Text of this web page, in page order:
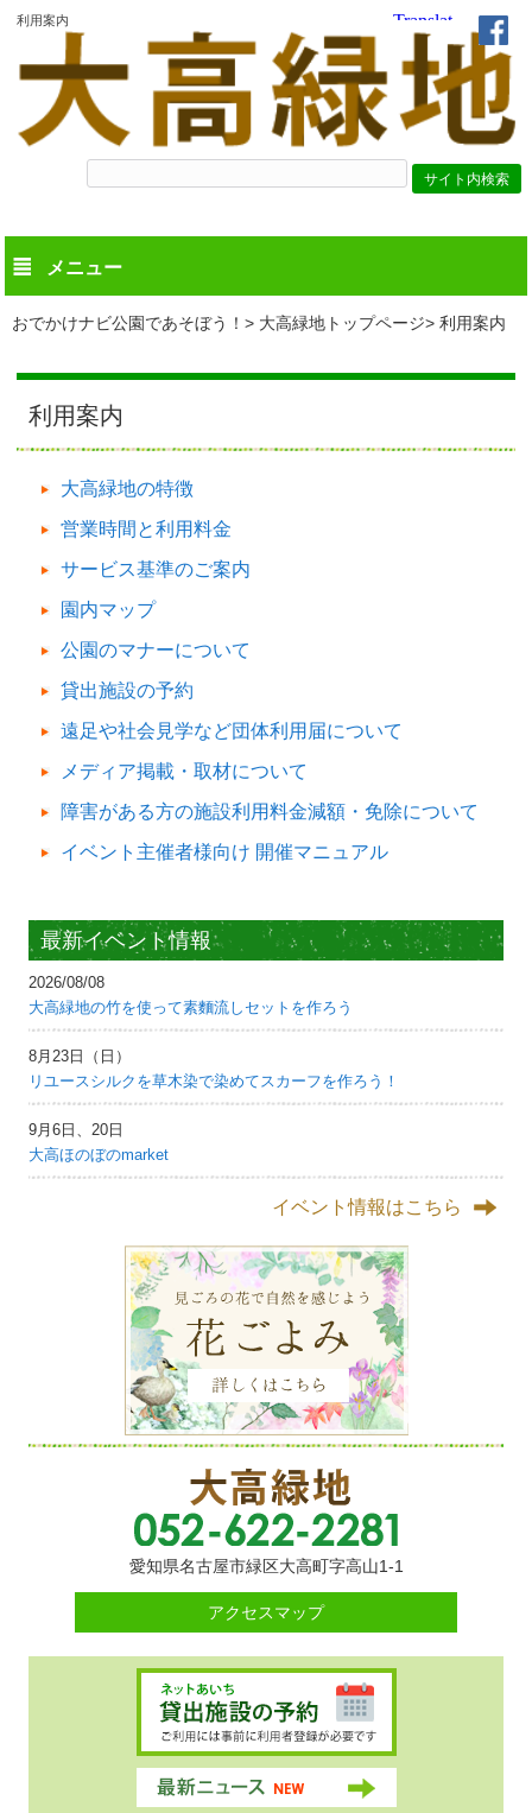
利用案内
メニュー
おでかけナビ公園であそぼう！ 大高緑地トップページ 利用案内
利用案内
大高緑地の特徴
営業時間と利用料金
サービス基準のご案内
園内マップ
公園のマナーについて
貸出施設の予約
遠足や社会見学など団体利用届について
メディア掲載・取材について
障害がある方の施設利用料金減額・免除について
イベント主催者様向け 開催マニュアル
最新イベント情報
2026/08/08
大高緑地の竹を使って素麵流しセットを作ろう
8月23日（日）
リユースシルクを草木染で染めてスカーフを作ろう！
9月6日、20日
大高ほのぼのmarket
イベント情報はこちら
愛知県名古屋市緑区大高町字高山1-1
アクセスマップ